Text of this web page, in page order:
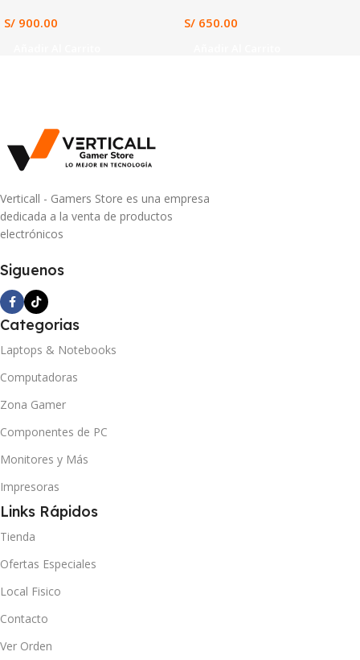
S/ 900.00
S/ 650.00
Verticall - Gamers Store es una empresa
dedicada a la venta de productos
electrónicos
Siguenos
Categorias
Laptops & Notebooks
Computadoras
Zona Gamer
Componentes de PC
Monitores y Más
Impresoras
Links Rápidos
Tienda
Ofertas Especiales
Local Fisico
Contacto
Ver Orden